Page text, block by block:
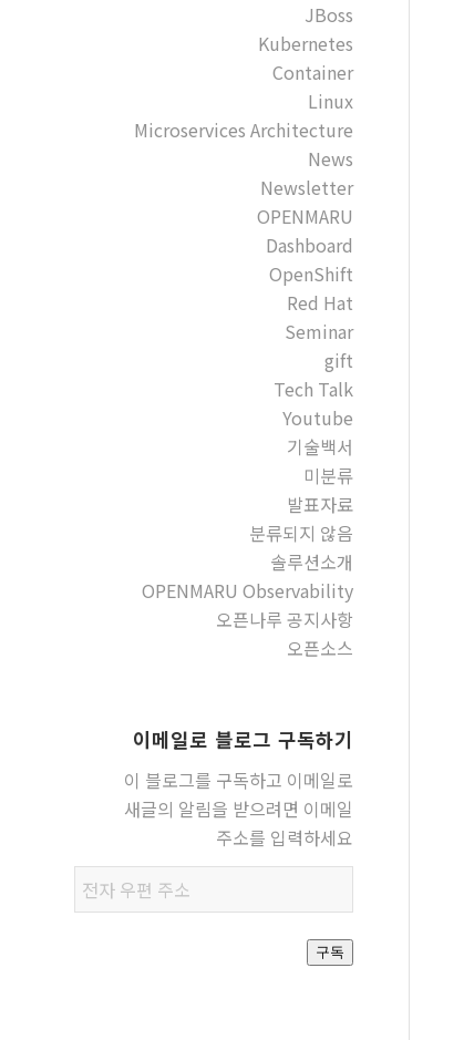
JBoss
Kubernetes
Container
Linux
Microservices Architecture
News
Newsletter
OPENMARU
Dashboard
OpenShift
Red Hat
Seminar
gift
Tech Talk
Youtube
기술백서
미분류
발표자료
분류되지 않음
솔루션소개
OPENMARU Observability
오픈나루 공지사항
오픈소스
이메일로 블로그 구독하기
이 블로그를 구독하고 이메일로
새글의 알림을 받으려면 이메일
주소를 입력하세요
우편
주소
구독